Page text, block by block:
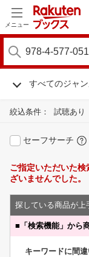
メニュー
すべてのジャ
絞込条件： 試聴あり
セーフサーチ
ご指定いただいた
ざいませんでした。
探している商品が上
■ 「検索機能」から
キーワードに間